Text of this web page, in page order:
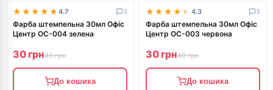
★★★★★
★★★★★ 4.7 3
Фарба штемпельна 30мл Офіс
Центр ОС-004 зелена
30 грн40 грн
До кошика
★★★★★
★★★★★ 4.3 3
Фарба штемпельна 30мл Офіс
Центр ОС-003 червона
30 грн40 грн
До кошика